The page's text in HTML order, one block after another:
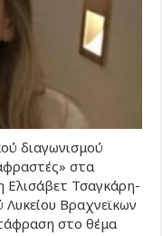
διαγωνισμού
στα
Ελισάβετ Τσαγκάρη-
Βραχνεϊκων
στο θέμα